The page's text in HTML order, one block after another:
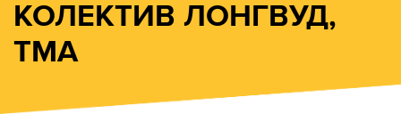
КОЛЕКТИВ ЛОНГВУД,
ТМА